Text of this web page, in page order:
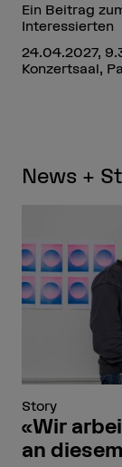
Ein Beitrag
Interessierten
24.04.2027,
Konzertsaal,
News +
Story
«Wir
an